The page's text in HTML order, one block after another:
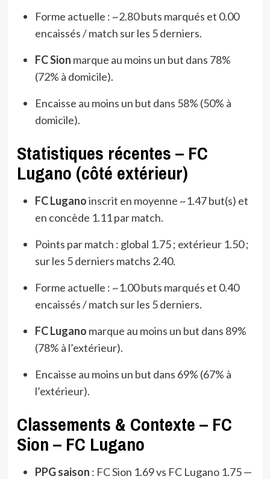
Forme actuelle : ~2.80 buts marqués et 0.00
encaissés / match sur les 5 derniers.
FC Sion marque au moins un but dans 78%
(72% à domicile).
Encaisse au moins un but dans 58% (50% à
domicile).
Statistiques récentes – FC
Lugano (côté extérieur)
FC Luganoinscrit en moyenne ~1.47 but(s) et
en concède 1.11 par match.
Points par match : global 1.75 ; extérieur 1.50 ;
sur les 5 derniers matchs 2.40.
Forme actuelle : ~1.00 buts marqués et 0.40
encaissés / match sur les 5 derniers.
FC Lugano marque au moins un but dans 89%
(78% à l’extérieur).
Encaisse au moins un but dans 69% (67% à
l’extérieur).
Classements & Contexte – FC
Sion – FC Lugano
PPG saison : FC Sion 1.69 vs FC Lugano 1.75 —